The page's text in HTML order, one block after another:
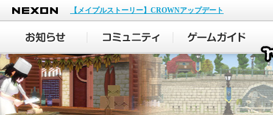
NEXON
【メイプルストーリー】CROWNアップデート